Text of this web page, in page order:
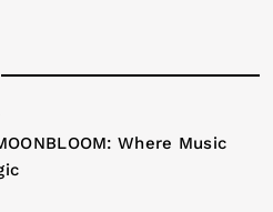
Where Music